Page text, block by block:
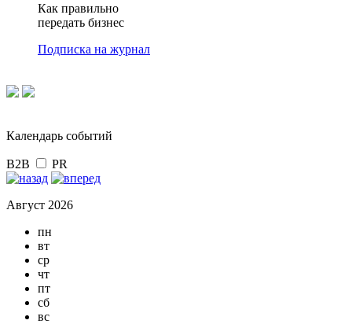
Как правильно
передать бизнес
Подписка на журнал
Календарь событий
B2B PR
Август 2026
пн
вт
ср
чт
пт
сб
вс